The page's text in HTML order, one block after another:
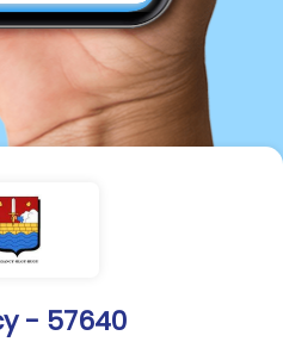
- 57640